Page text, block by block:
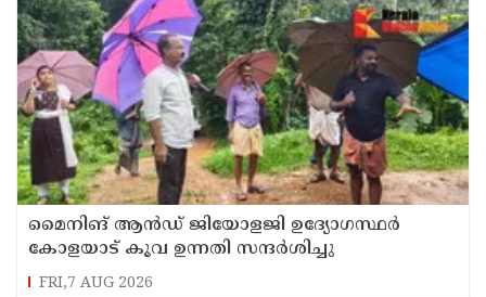
മൈനിങ് ആൻഡ്​ ജിയോളജി ഉദ്യോഗസ്ഥർ
കോളയാട് കൂവ ഉന്നതി സന്ദർശിച്ചു
FRI,7 AUG 2026